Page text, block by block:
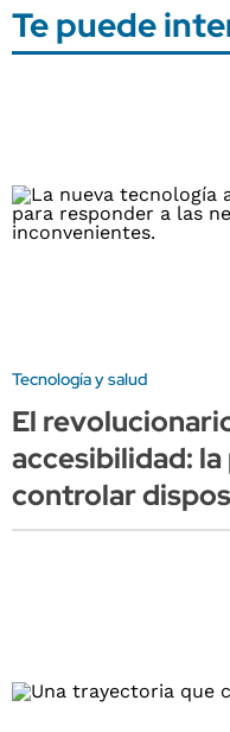
Te puede
Tecnología y salud
El
accesibilidad:
controlar